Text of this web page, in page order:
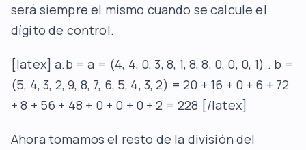
será siempre el mismo cuando se calcule el
dígito de control.
[latex] a.b = a = (4, 4, 0, 3, 8, 1, 8, 8, 0, 0, 0, 1) . b =
(5, 4, 3, 2, 9, 8, 7, 6, 5, 4, 3, 2) = 20 + 16 + 0 + 6 + 72
+ 8 + 56 + 48 + 0 + 0 + 0 + 2 = 228 [/latex]
Ahora tomamos el resto de la división del